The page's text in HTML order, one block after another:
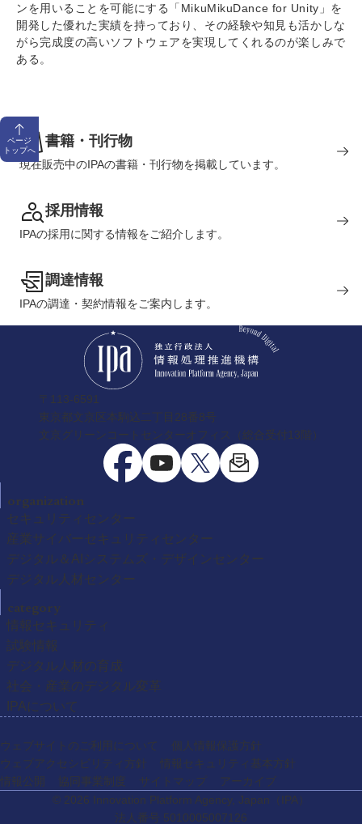
ンを用いることを可能にする「MikuMikuDance for Unity」を
開発した優れた実績を持っており、その経験や知見も活かしな
がら完成度の高いソフトウェアを実現してくれるのが楽しみで
ある。
ページ
トップへ
書籍・刊行物
現在販売中のIPAの書籍・刊行物を掲載しています。
採用情報
IPAの採用に関する情報をご紹介します。
調達情報
IPAの調達・契約情報をご案内します。
〒113-6591
東京都文京区本駒込二丁目28番8号
文京グリーンコートセンターオフィス（総合受付13階）
organization
セキュリティセンター
産業サイバーセキュリティセンター
デジタル＆AIシステムズ・デザインセンター
デジタル人材センター
category
情報セキュリティ
試験情報
デジタル人材の育成
社会・産業のデジタル変革
IPAについて
ウェブサイトのご利用について
個人情報保護方針
ウェブアクセシビリティ方針
情報セキュリティ基本方針
情報公開
協同事業制度 サイトマップ
アーカイブ
© 2026 Innovation Platform Agency, Japan （IPA）
法人番号 5010005007126